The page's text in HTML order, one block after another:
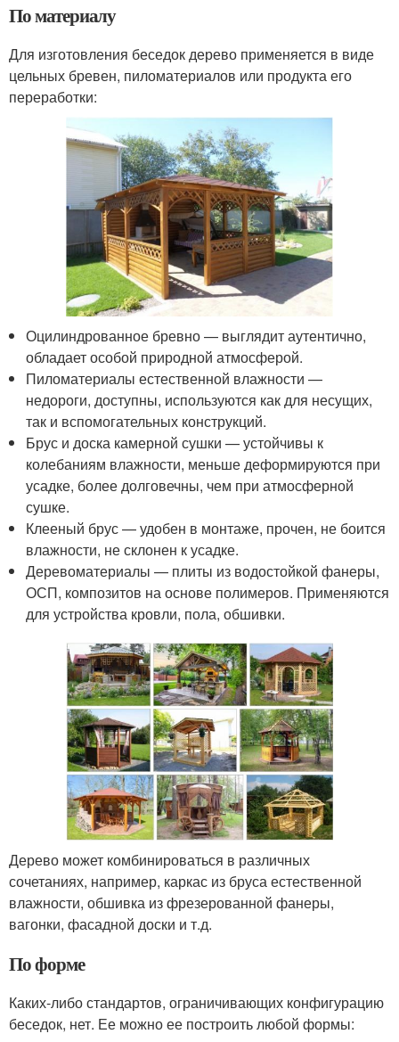
По материалу
Для изготовления беседок дерево применяется в виде
цельных бревен, пиломатериалов или продукта его
переработки:
Оцилиндрованное бревно — выглядит аутентично,
обладает особой природной атмосферой.
Пиломатериалы естественной влажности —
недороги, доступны, используются как для несущих,
так и вспомогательных конструкций.
Брус и доска камерной сушки — устойчивы к
колебаниям влажности, меньше деформируются при
усадке, более долговечны, чем при атмосферной
сушке.
Клееный брус — удобен в монтаже, прочен, не боится
влажности, не склонен к усадке.
Деревоматериалы — плиты из водостойкой фанеры,
ОСП, композитов на основе полимеров. Применяются
для устройства кровли, пола, обшивки.
Дерево может комбинироваться в различных
сочетаниях, например, каркас из бруса естественной
влажности, обшивка из фрезерованной фанеры,
вагонки, фасадной доски и т.д.
По форме
Каких-либо стандартов, ограничивающих конфигурацию
беседок, нет. Ее можно ее построить любой формы: